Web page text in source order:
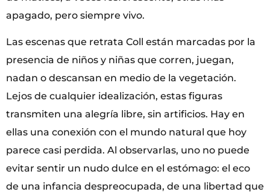
apagado, pero siempre vivo.
Las escenas que retrata Coll están marcadas por la
presencia de niños y niñas que corren, juegan,
nadan o descansan en medio de la vegetación.
Lejos de cualquier idealización, estas figuras
transmiten una alegría libre, sin artificios. Hay en
ellas una conexión con el mundo natural que hoy
parece casi perdida. Al observarlas, uno no puede
evitar sentir un nudo dulce en el estómago: el eco
de una infancia despreocupada, de una libertad que